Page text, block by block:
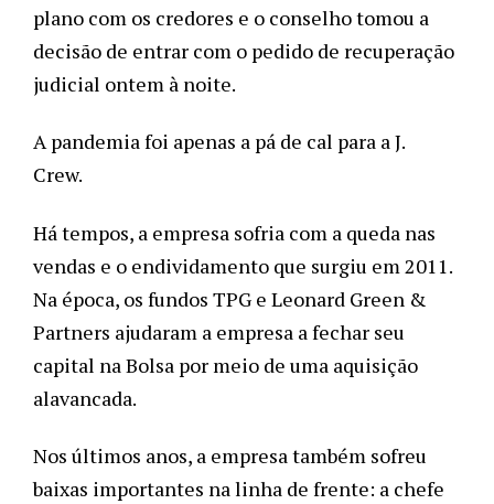
plano com os credores e o conselho tomou a
decisão de entrar com o pedido de recuperação
judicial ontem à noite.
A pandemia foi apenas a pá de cal para a J.
Crew.
Há tempos, a empresa sofria com a queda nas
vendas e o endividamento que surgiu em 2011.
Na época, os fundos TPG e Leonard Green &
Partners ajudaram a empresa a fechar seu
capital na Bolsa por meio de uma aquisição
alavancada.
Nos últimos anos, a empresa também sofreu
baixas importantes na linha de frente: a chefe